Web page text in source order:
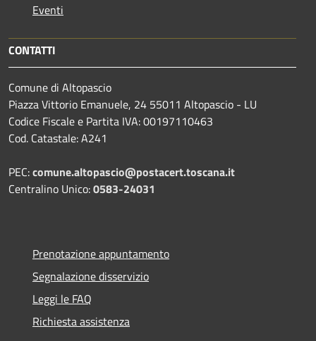
Eventi
CONTATTI
Comune di Altopascio
Piazza Vittorio Emanuele, 24 55011 Altopascio - LU
Codice Fiscale e Partita IVA: 00197110463
Cod. Catastale: A241
PEC:comune.altopascio@postacert.toscana.it
Centralino Unico:0583-24031
Prenotazione appuntamento
Segnalazione disservizio
Leggi le FAQ
Richiesta assistenza